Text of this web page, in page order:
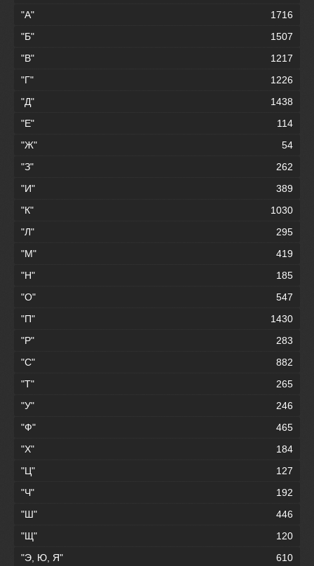
"А"
1716
"Б"
1507
"В"
1217
"Г"
1226
"Д"
1438
"Е"
114
"Ж"
54
"З"
262
"И"
389
"К"
1030
"Л"
295
"М"
419
"Н"
185
"О"
547
"П"
1430
"Р"
283
"С"
882
"Т"
265
"У"
246
"Ф"
465
"Х"
184
"Ц"
127
"Ч"
192
"Ш"
446
"Щ"
120
"Э, Ю, Я"
610